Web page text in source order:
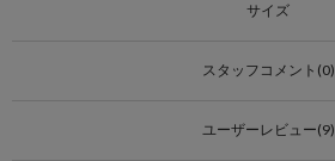
サイズ
スタッフコメント(0)
ユーザーレビュー(9)